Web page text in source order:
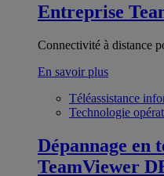
Entreprise
Connectivité à distance
En savoir plus
Téléassistance
Technologie
Dépannage en
TeamViewer